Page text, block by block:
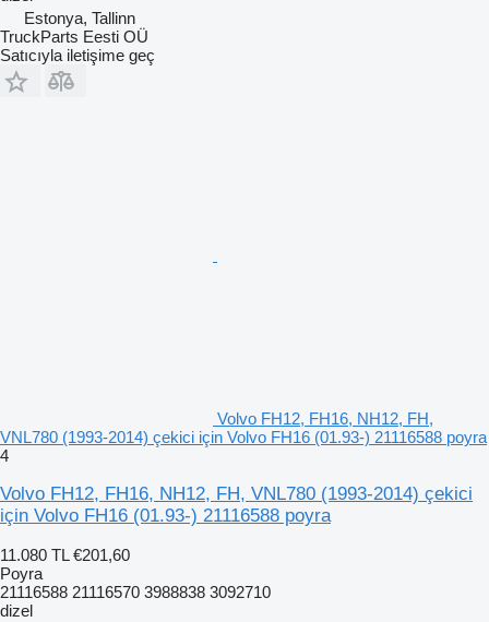
Estonya, Tallinn
TruckParts Eesti OÜ
Satıcıyla iletişime geç
Volvo FH12, FH16, NH12, FH,
VNL780 (1993-2014) çekici için Volvo FH16 (01.93-) 21116588 poyra
4
Volvo FH12, FH16, NH12, FH, VNL780 (1993-2014) çekici
için Volvo FH16 (01.93-) 21116588 poyra
11.080 TL €201,60
Poyra
21116588 21116570 3988838 3092710
dizel